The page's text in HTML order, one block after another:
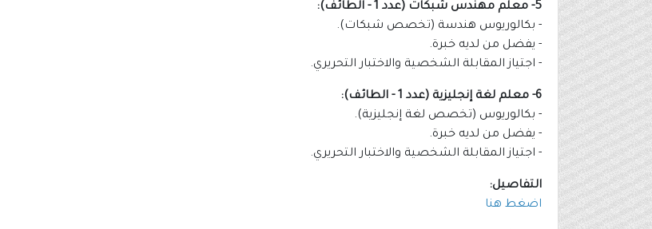
5- معلم مهندس شبكات (عدد 1 - الطائف):
- بكالوريوس هندسة (تخصص شبكات).
- يفضل من لديه خبرة.
- اجتياز المقابلة الشخصية والاختبار التحريري.
6- معلم لغة إنجليزية (عدد 1 - الطائف):
- بكالوريوس (تخصص لغة إنجليزية).
- يفضل من لديه خبرة.
- اجتياز المقابلة الشخصية والاختبار التحريري.
التفاصيل:
اضغط هنا